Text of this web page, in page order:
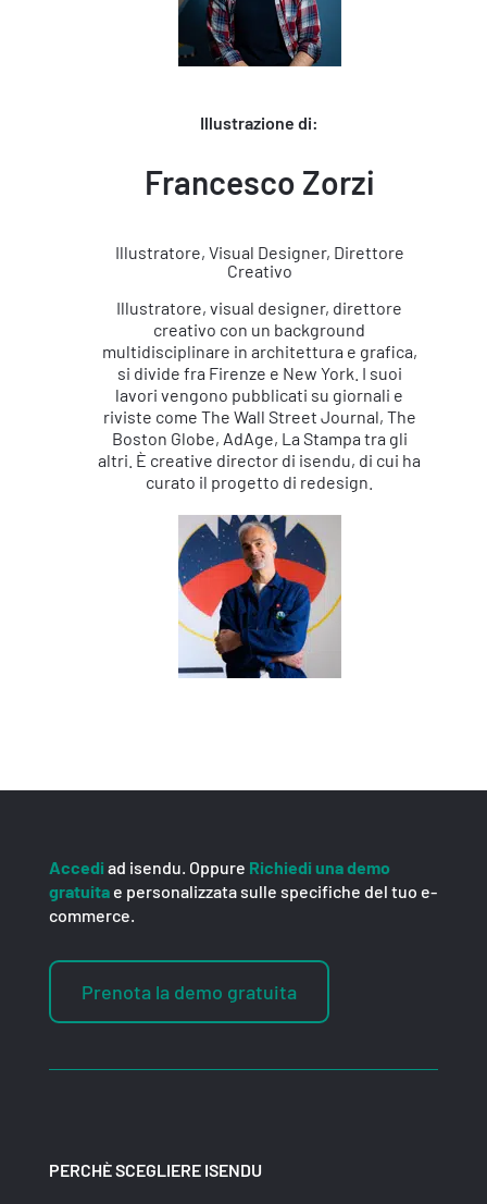
Illustrazione di:
Francesco Zorzi
Illustratore, Visual Designer, Direttore
Creativo
Illustratore, visual designer, direttore
creativo con un background
multidisciplinare in architettura e grafica,
si divide fra Firenze e New York. I suoi
lavori vengono pubblicati su giornali e
riviste come The Wall Street Journal, The
Boston Globe, AdAge, La Stampa tra gli
altri. È creative director di isendu, di cui ha
curato il progetto di redesign.
Accedi ad isendu. Oppure Richiedi una demo
gratuita e personalizzata sulle specifiche del tuo e-
commerce.
Prenota la demo gratuita
PERCHÈ SCEGLIERE ISENDU